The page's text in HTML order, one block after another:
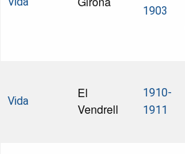
1903
Vida
El
Vendrell
1910-
1911